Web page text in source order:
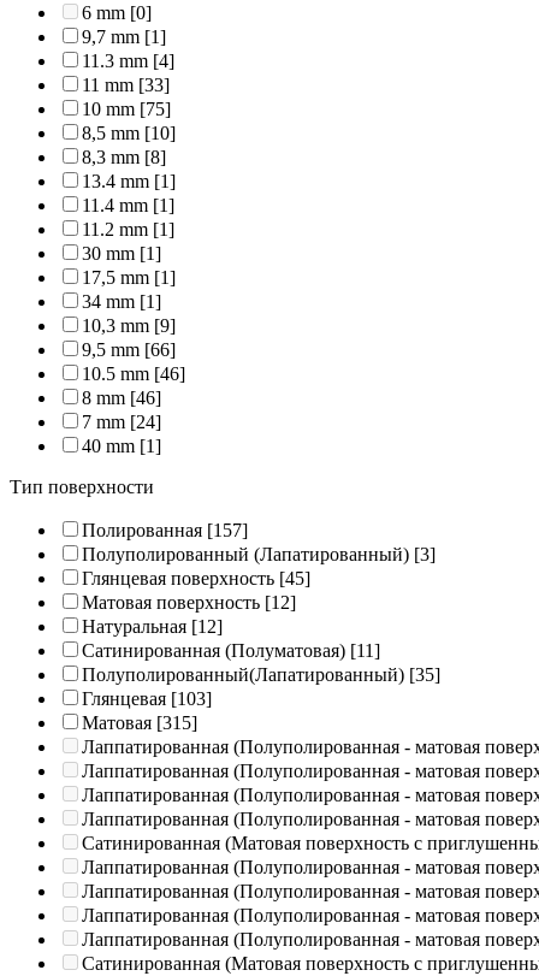
6 mm [0]
9,7 mm [1]
11.3 mm [4]
11 mm [33]
10 mm [75]
8,5 mm [10]
8,3 mm [8]
13.4 mm [1]
11.4 mm [1]
11.2 mm [1]
30 mm [1]
17,5 mm [1]
34 mm [1]
10,3 mm [9]
9,5 mm [66]
10.5 mm [46]
8 mm [46]
7 mm [24]
40 mm [1]
Тип поверхности
Полированная [157]
Полуполированный (Лапатированный) [3]
Глянцевая поверхность [45]
Матовая поверхность [12]
Натуральная [12]
Сатинированная (Полуматовая) [11]
Полуполированный(Лапатированный) [35]
Глянцевая [103]
Матовая [315]
Лаппатированная (Полуполированная - матовая
Лаппатированная (Полуполированная - матовая
Лаппатированная (Полуполированная - матовая
Лаппатированная (Полуполированная - матовая
Сатинированная (Матовая поверхность с
Лаппатированная (Полуполированная - матовая
Лаппатированная (Полуполированная - матовая
Лаппатированная (Полуполированная - матовая
Лаппатированная (Полуполированная - матовая
Сатинированная (Матовая поверхность с